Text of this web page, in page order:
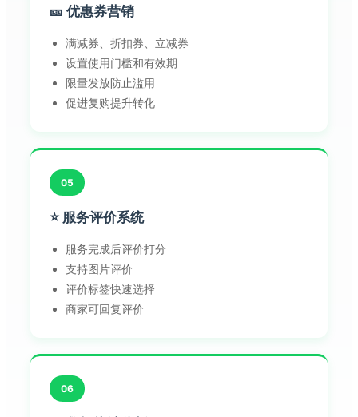
🎫 优惠券营销
满减券、折扣券、立减券
设置使用门槛和有效期
限量发放防止滥用
促进复购提升转化
05
⭐ 服务评价系统
服务完成后评价打分
支持图片评价
评价标签快速选择
商家可回复评价
06